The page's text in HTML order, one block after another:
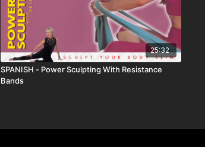
25:32
SPANISH - Power Sculpting With Resistance
Bands